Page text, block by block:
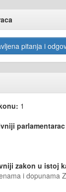
pitanja i
1
zakon u istoj
i dopunama